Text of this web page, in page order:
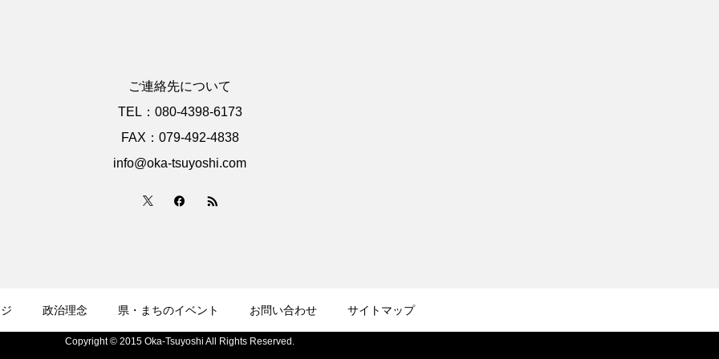
ご連絡先について
TEL：080-4398-6173
FAX：079-492-4838
info@oka-tsuyoshi.com
政治理念 県・まちのイベント お問い合わせ サイトマップ
Copyright © 2015 Oka-Tsuyoshi All Rights Reserved.